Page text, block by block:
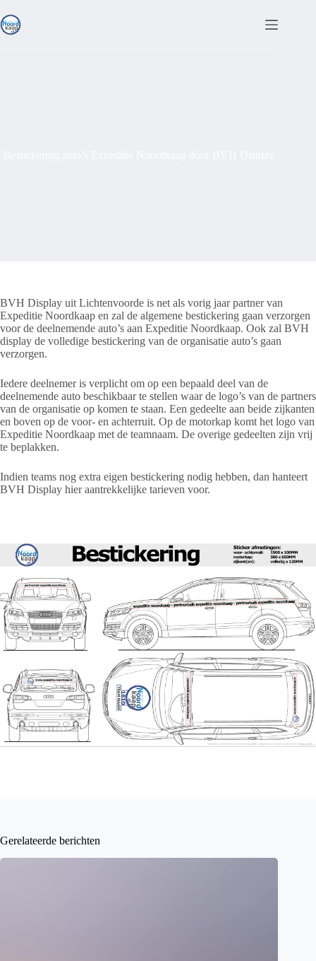
naar
de
BVH Display uit Lichtenvoorde is net als vorig jaar partner van
Expeditie Noordkaap en zal de algemene bestickering gaan verzorgen
voor de deelnemende auto’s aan Expeditie Noordkaap. Ook zal BVH
display de volledige bestickering van de organisatie auto’s gaan
verzorgen.
Iedere deelnemer is verplicht om op een bepaald deel van de
deelnemende auto beschikbaar te stellen waar de logo’s van de partners
van de organisatie op komen te staan. Een gedeelte aan beide zijkanten
en boven op de voor- en achterruit. Op de motorkap komt het logo van
Expeditie Noordkaap met de teamnaam. De overige gedeelten zijn vrij
te beplakken.
Indien teams nog extra eigen bestickering nodig hebben, dan hanteert
BVH Display hier aantrekkelijke tarieven voor.
Gerelateerde berichten